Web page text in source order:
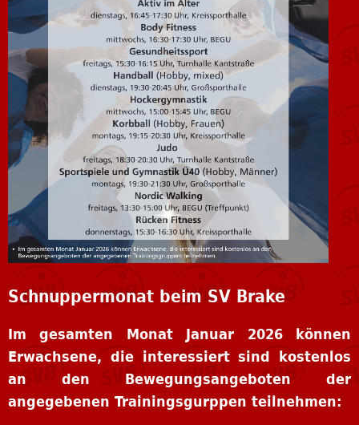
Schnuppermonat beim SV Brake
Im gesamten Monat Januar 2026 können
Erwachsene, die interessiert sind kostenlos
an den Bewegungsangeboten der
angegebenen Trainingsgurppen teilnehmen: